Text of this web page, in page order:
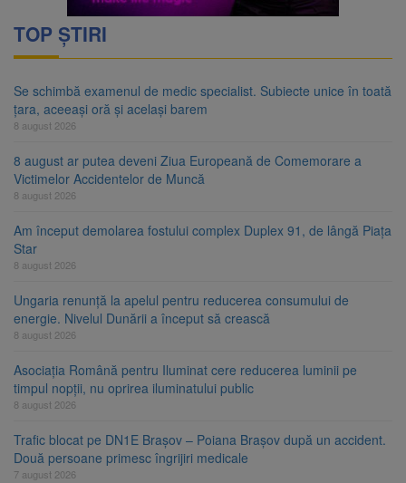
TOP ȘTIRI
Se schimbă examenul de medic specialist. Subiecte unice în toată
țara, aceeași oră și același barem
8 august 2026
8 august ar putea deveni Ziua Europeană de Comemorare a
Victimelor Accidentelor de Muncă
8 august 2026
Am început demolarea fostului complex Duplex 91, de lângă Piața
Star
8 august 2026
Ungaria renunță la apelul pentru reducerea consumului de
energie. Nivelul Dunării a început să crească
8 august 2026
Asociația Română pentru Iluminat cere reducerea luminii pe
timpul nopții, nu oprirea iluminatului public
8 august 2026
Trafic blocat pe DN1E Brașov – Poiana Brașov după un accident.
Două persoane primesc îngrijiri medicale
7 august 2026